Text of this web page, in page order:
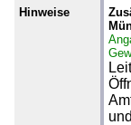
Hinweise